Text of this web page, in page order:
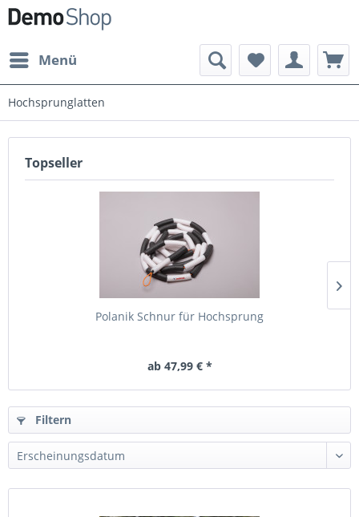
Menü
Hochsprunglatten
Topseller
Polanik Schnur für Hochsprung
ab 47,99 € *
Filtern